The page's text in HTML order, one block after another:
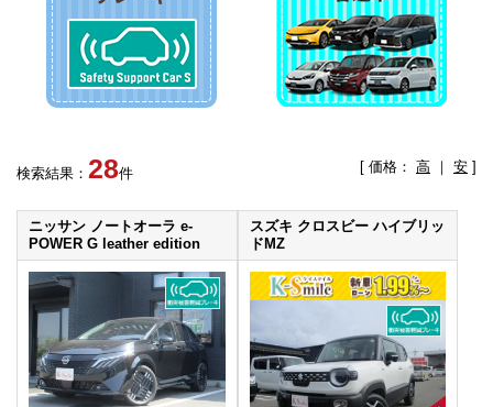
検索結果： 28件 [ 価格： 高 ｜ 安 ]
ニッサン ノートオーラ e-
POWER G leather edition
スズキ クロスビー ハイブリッ
ドMZ